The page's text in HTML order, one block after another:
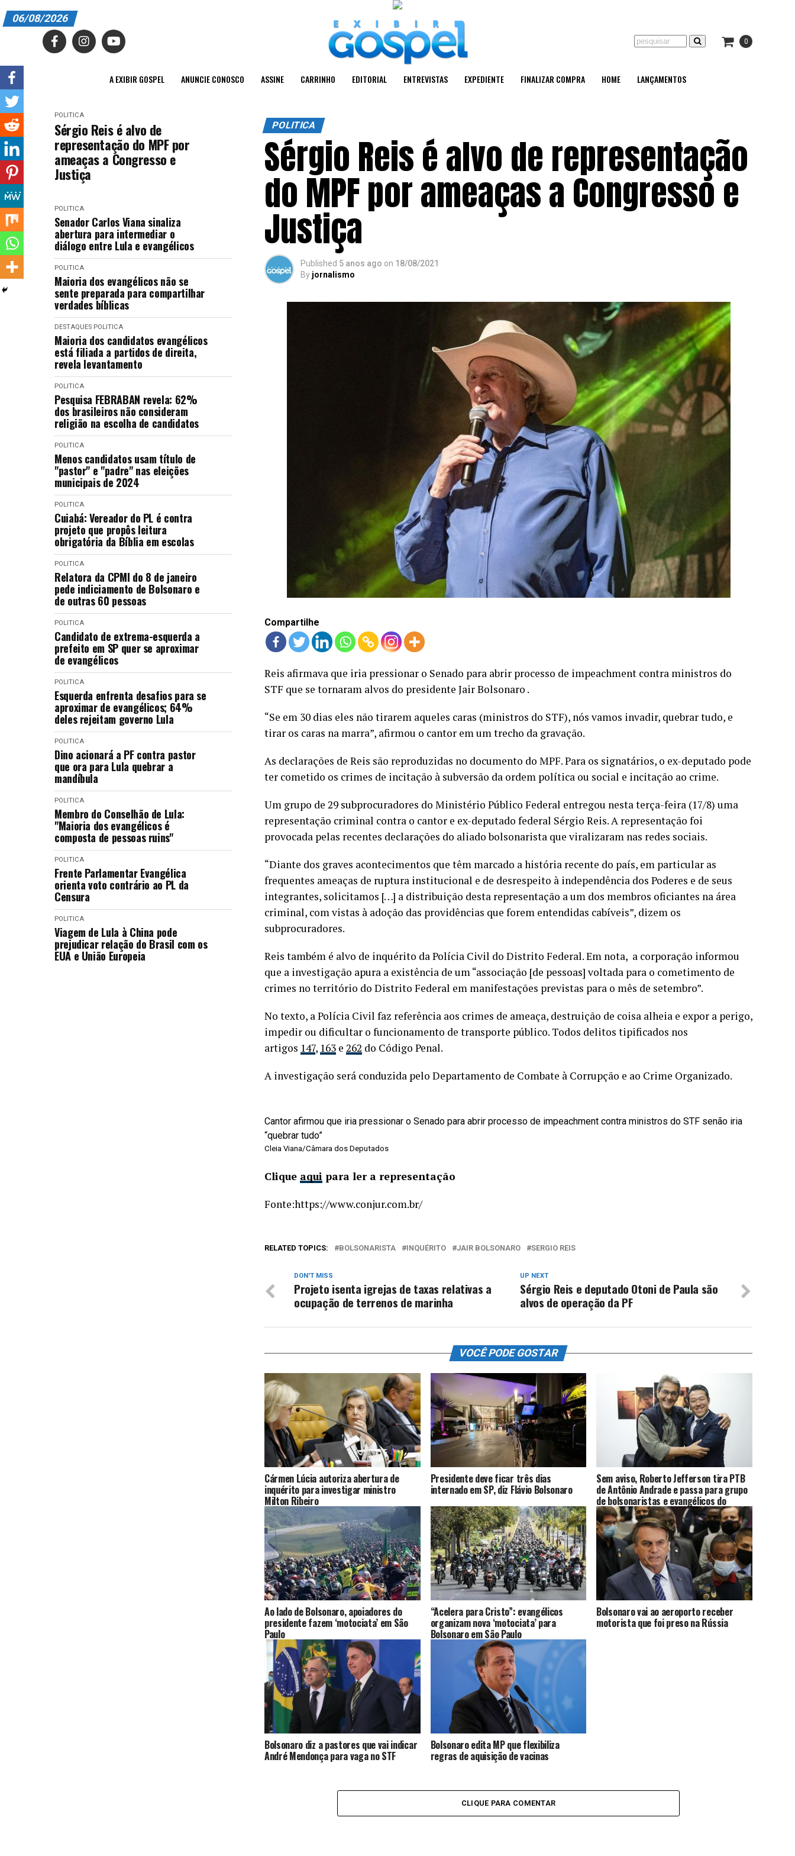
A EXIBIR GOSPEL
EDITORIAL
ENTREVISTAS
FINALIZAR COMPRA
HOME
06/08/2026
0
A EXIBIR GOSPEL ANUNCIE CONOSCO ASSINE CARRINHO EDITORIAL ENTREVISTAS EXPEDIENTE FINALIZAR COMPRA HOME LANÇAMENTOS
POLITICA
Sérgio Reis é alvo de
representação do MPF por
ameaças a Congresso e
Justiça
POLITICA
Senador Carlos Viana sinaliza
abertura para intermediar o
diálogo entre Lula e evangélicos
POLITICA
Maioria dos evangélicos não se
sente preparada para compartilhar
verdades bíblicas
DESTAQUES POLITICA
Maioria dos candidatos evangélicos
está filiada a partidos de direita,
revela levantamento
POLITICA
Pesquisa FEBRABAN revela: 62%
dos brasileiros não consideram
religião na escolha de candidatos
POLITICA
Menos candidatos usam título de
"pastor" e "padre" nas eleições
municipais de 2024
POLITICA
Cuiabá: Vereador do PL é contra
projeto que propôs leitura
obrigatória da Bíblia em escolas
POLITICA
Relatora da CPMI do 8 de janeiro
pede indiciamento de Bolsonaro e
de outras 60 pessoas
POLITICA
Candidato de extrema-esquerda a
prefeito em SP quer se aproximar
de evangélicos
POLITICA
Esquerda enfrenta desafios para se
aproximar de evangélicos; 64%
deles rejeitam governo Lula
POLITICA
Dino acionará a PF contra pastor
que ora para Lula quebrar a
mandíbula
POLITICA
Membro do Conselhão de Lula:
"Maioria dos evangélicos é
composta de pessoas ruins"
POLITICA
Frente Parlamentar Evangélica
orienta voto contrário ao PL da
Censura
POLITICA
Viagem de Lula à China pode
prejudicar relação do Brasil com os
EUA e União Europeia
POLITICA
Sérgio Reis é alvo de representação
do MPF por ameaças a Congresso e
Justiça
Published 5 anos ago on 18/08/2021
By jornalismo
Compartilhe
Reis afirmava que iria pressionar o Senado para abrir processo de impeachment contra ministros do
STF que se tornaram alvos do presidente Jair Bolsonaro .
“Se em 30 dias eles não tirarem aqueles caras (ministros do STF), nós vamos invadir, quebrar tudo, e
tirar os caras na marra”, afirmou o cantor em um trecho da gravação.
As declarações de Reis são reproduzidas no documento do MPF. Para os signatários, o ex-deputado pode
ter cometido os crimes de incitação à subversão da ordem política ou social e incitação ao crime.
Um grupo de 29 subprocuradores do Ministério Público Federal entregou nesta terça-feira (17/8) uma
representação criminal contra o cantor e ex-deputado federal Sérgio Reis. A representação foi
provocada pelas recentes declarações do aliado bolsonarista que viralizaram nas redes sociais.
“Diante dos graves acontecimentos que têm marcado a história recente do país, em particular as
frequentes ameaças de ruptura institucional e de desrespeito à independência dos Poderes e de seus
integrantes, solicitamos […] a distribuição desta representação a um dos membros oficiantes na área
criminal, com vistas à adoção das providências que forem entendidas cabíveis”, dizem os
subprocuradores.
Reis também é alvo de inquérito da Polícia Civil do Distrito Federal. Em nota, a corporação informou
que a investigação apura a existência de um “associação [de pessoas] voltada para o cometimento de
crimes no território do Distrito Federal em manifestações previstas para o mês de setembro”.
No texto, a Polícia Civil faz referência aos crimes de ameaça, destruição de coisa alheia e expor a perigo,
impedir ou dificultar o funcionamento de transporte público. Todos delitos tipificados nos
artigos 147, 163 e 262 do Código Penal.
A investigação será conduzida pelo Departamento de Combate à Corrupção e ao Crime Organizado.
Cantor afirmou que iria pressionar o Senado para abrir processo de impeachment contra ministros do STF senão iria
“quebrar tudo”
Cleia Viana/Câmara dos Deputados
Clique aqui para ler a representação
Fonte:https://www.conjur.com.br/
RELATED TOPICS: BOLSONARISTA INQUÉRITO JAIR BOLSONARO SERGIO REIS
UP NEXT
Sérgio Reis e deputado Otoni de Paula são
alvos de operação da PF
DON'T MISS
Projeto isenta igrejas de taxas relativas a
ocupação de terrenos de marinha
VOCÊ PODE GOSTAR
Cármen Lúcia autoriza abertura de
inquérito para investigar ministro
Milton Ribeiro
Presidente deve ficar três dias
internado em SP, diz Flávio Bolsonaro
Sem aviso, Roberto Jefferson tira PTB
de Antônio Andrade e passa para grupo
de bolsonaristas e evangélicos do
Tocantins
Ao lado de Bolsonaro, apoiadores do
presidente fazem ‘motociata’ em São
Paulo
“Acelera para Cristo”: evangélicos
organizam nova ‘motociata’ para
Bolsonaro em São Paulo
Bolsonaro vai ao aeroporto receber
motorista que foi preso na Rússia
Bolsonaro diz a pastores que vai indicar
André Mendonça para vaga no STF
Bolsonaro edita MP que flexibiliza
regras de aquisição de vacinas
CLIQUE PARA COMENTAR